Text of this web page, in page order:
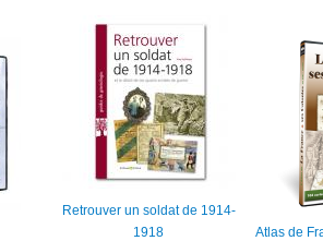
Retrouver un soldat de 1914-
1918
Atlas de